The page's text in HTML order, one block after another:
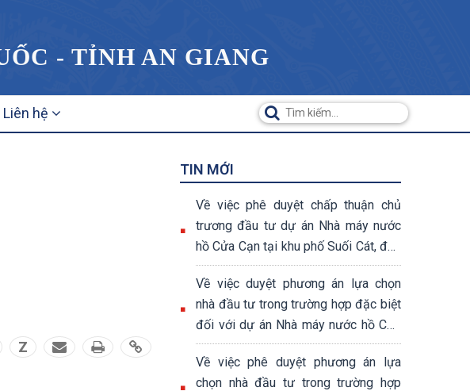
- TỈNH AN GIANG
Liên hệ
Z
TIN MỚI
Về việc phê duyệt chấp thuận chủ
trương đầu tư dự án Nhà máy nước
hồ Cửa Cạn tại khu phố Suối Cát, đặc
khu Phú Quốc, tỉnh An Giang
Về việc duyệt phương án lựa chọn
nhà đầu tư trong trường hợp đặc biệt
đối với dự án Nhà máy nước hồ Cửa
Cạn tại khu phố Suối Cát, đặc khu
Phú Quốc, tỉnh An Giang
Về việc phê duyệt phương án lựa
chọn nhà đầu tư trong trường hợp